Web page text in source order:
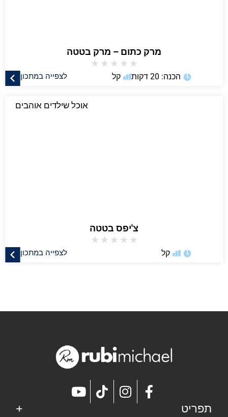
מרק כתום – מרק בטטה
★
★
★
★
★
לצפייה במתכון הכנה: 20 דקות קל
אוכל שילדים אוהבים
צ'יפס בטטה
★
★
★
★
★
לצפייה במתכון קל
תפריט